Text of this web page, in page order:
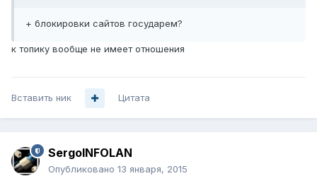
+ блокировки сайтов государем?
к топику вообще не имеет отношения
Вставить ник Цитата
SergoINFOLAN
Опубликовано 13 января, 2015